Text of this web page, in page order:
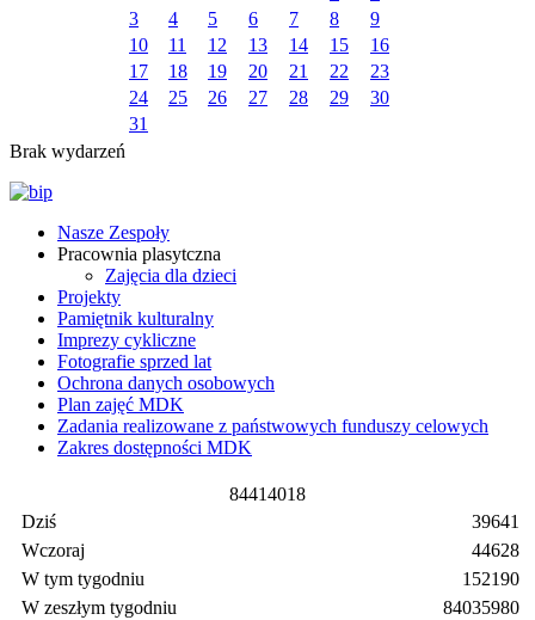
3
4 5 6 7 8
9
10
11 12 13 14 15
16
17
18 19 20 21 22
23
24
25 26 27 28 29
30
31
Brak wydarzeń
Nasze Zespoły
Pracownia plasytczna
Zajęcia dla dzieci
Projekty
Pamiętnik kulturalny
Imprezy cykliczne
Fotografie sprzed lat
Ochrona danych osobowych
Plan zajęć MDK
Zadania realizowane z państwowych funduszy celowych
Zakres dostępności MDK
84414018
Dziś
Wczoraj
W tym tygodniu
W zeszłym tygodniu
39641
44628
152190
84035980